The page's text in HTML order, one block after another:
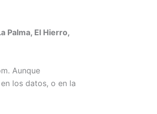
Palma, El Hierro,
Aunque
los datos, o en la